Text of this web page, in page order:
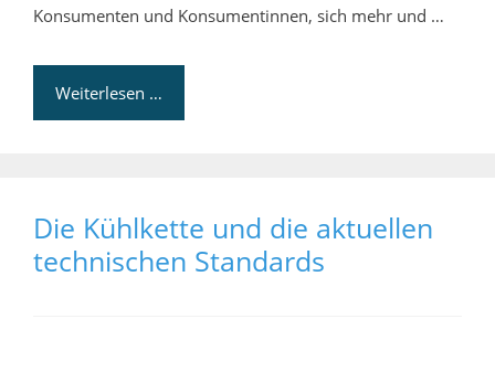
Konsumenten und Konsumentinnen, sich mehr und …
Weiterlesen …
Die Kühlkette und die aktuellen
technischen Standards